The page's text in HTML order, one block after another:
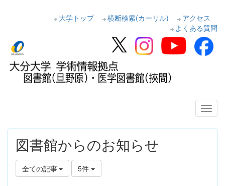
大学トップ 横断検索(カーリル)
アクセス
よくある質問
図書館からのお知らせ
全ての記事 5件